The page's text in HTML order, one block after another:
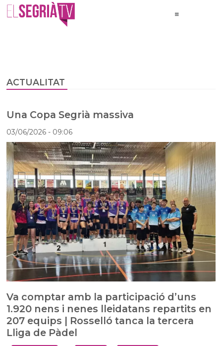
ACTUALITAT
Una Copa Segrià massiva
03/06/2026- 09:06
Va comptar amb la participació d’uns
1.920 nens i nenes lleidatans repartits en
207 equips | Rosselló tanca la tercera
Lliga de Pàdel